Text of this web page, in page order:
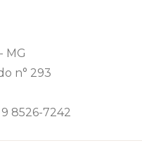
MG
n° 293
8526-7242